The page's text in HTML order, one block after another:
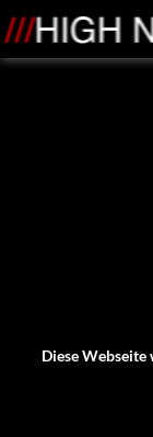
springen
Diese